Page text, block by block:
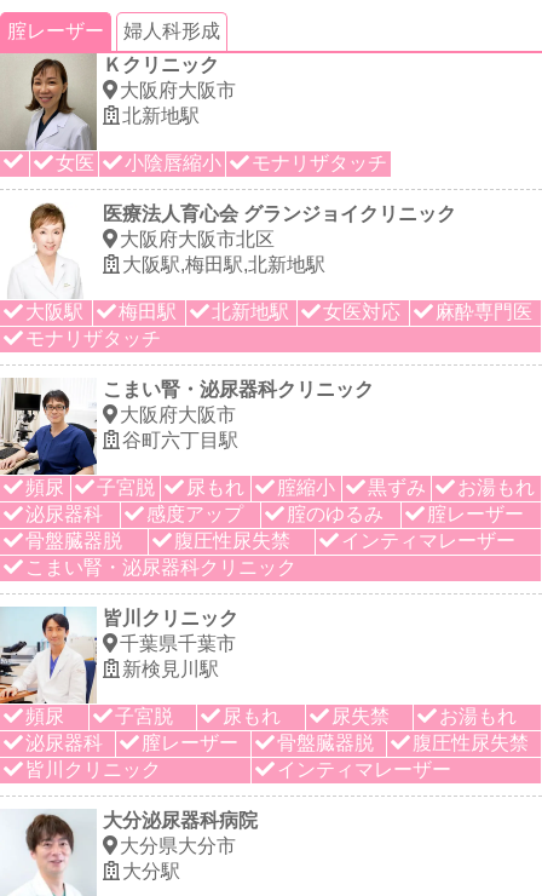
腟レーザー
婦人科形成
Ｋクリニック
大阪府大阪市
北新地駅
女医 小陰唇縮小 モナリザタッチ
医療法人育心会 グランジョイクリニック
大阪府大阪市北区
大阪駅,梅田駅,北新地駅
大阪駅 梅田駅 北新地駅 女医対応
麻酔専門医
モナリザタッチ
こまい腎・泌尿器科クリニック
大阪府大阪市
谷町六丁目駅
頻尿 子宮脱 尿もれ 腟縮小 黒ずみ
お湯もれ
泌尿器科
感度アップ 腟のゆるみ
腟レーザー
骨盤臓器脱
腹圧性尿失禁
インティマレーザー
こまい腎・泌尿器科クリニック
皆川クリニック
千葉県千葉市
新検見川駅
頻尿 子宮脱 尿もれ 尿失禁
お湯もれ
泌尿器科
膣レーザー 骨盤臓器脱
腹圧性尿失禁
皆川クリニック
インティマレーザー
大分泌尿器科病院
大分県大分市
大分駅